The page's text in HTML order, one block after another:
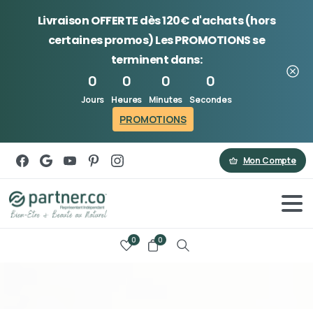
Livraison OFFERTE dès 120€ d'achats (hors
certaines promos) LesPROMOTIONSse
terminent dans:
0
Jours
0
Heures
0
Minutes
0
Secondes
PROMOTIONS
Mon Compte
0 0
Search